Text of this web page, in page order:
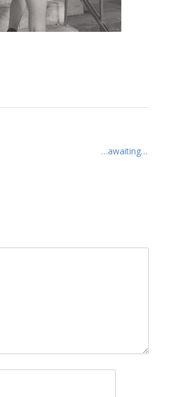
…awaiting…